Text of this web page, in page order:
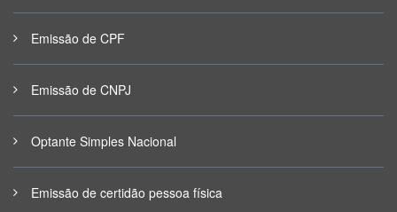
Emissão de CPF
Emissão de CNPJ
Optante Simples Nacional
Emissão de certidão pessoa física